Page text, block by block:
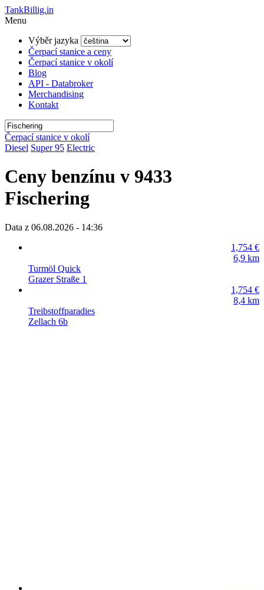
TankBillig.in
Menu
Výběr jazyka
Čerpací stanice a ceny
Čerpací stanice v okolí
Blog
API - Databroker
Merchandising
Kontakt
Čerpací stanice v okolí
Diesel Super 95 Electric
Ceny benzínu v 9433
Fischering
Data z 06.08.2026 - 14:36
1,754 €
6,9 km
Turmöl Quick
Grazer Straße 1
1,754 €
8,4 km
Treibstoffparadies
Zellach 6b